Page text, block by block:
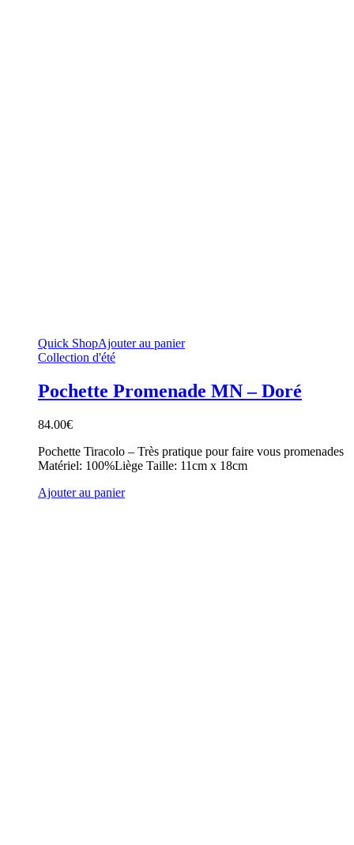
Quick ShopAjouter au panier
Collection d'été
Pochette Promenade MN – Doré
84.00€
Pochette Tiracolo – Très pratique pour faire vous promenades
Matériel: 100%Liège Taille: 11cm x 18cm
Ajouter au panier